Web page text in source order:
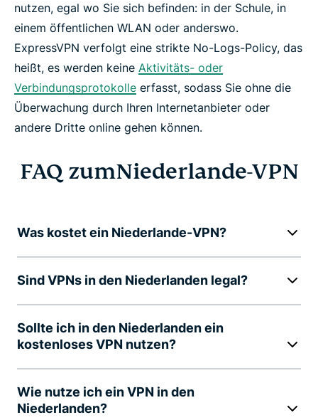
nutzen, egal wo Sie sich befinden: in der Schule, in
einem öffentlichen WLAN oder anderswo.
ExpressVPN verfolgt eine strikte No-Logs-Policy, das
heißt, es werden keine Aktivitäts- oder
Verbindungsprotokolle erfasst, sodass Sie ohne die
Überwachung durch Ihren Internetanbieter oder
andere Dritte online gehen können.
FAQ zumNiederlande-VPN
Was kostet ein Niederlande-VPN?
Sind VPNs in den Niederlanden legal?
Sollte ich in den Niederlanden ein
kostenloses VPN nutzen?
Wie nutze ich ein VPN in den
Niederlanden?